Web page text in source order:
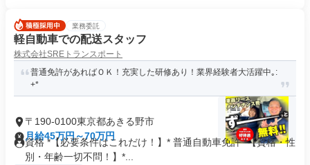
業務委託
軽自動車での配送スタッフ
株式会社SREトランスポート
普通免許があればＯＫ！充実した研修あり！業界経験者大活躍中｡:
+*
〒190-0100東京都あきる野市
月給45万円～70万円
資格 *【必要条件はこれだけ！】* 普通自動車免許 *【資格・性
別・年齢一切不問！】*...